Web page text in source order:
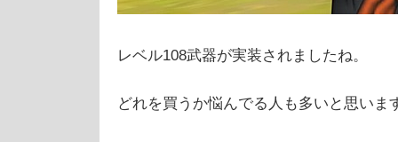
レベル108武器が実装されましたね。
どれを買うか悩んでる人も多いと思いま